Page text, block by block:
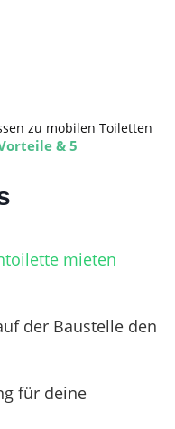
zu mobilen Toiletten
& 5
mieten
der Baustelle den
für deine